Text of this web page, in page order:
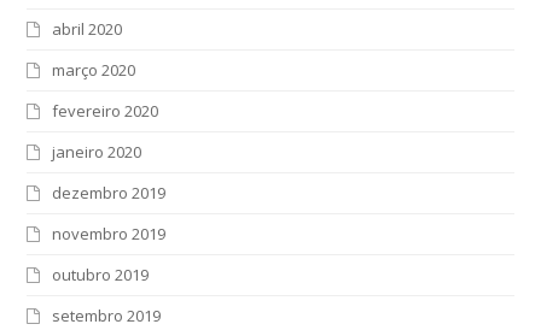
abril 2020
março 2020
fevereiro 2020
janeiro 2020
dezembro 2019
novembro 2019
outubro 2019
setembro 2019